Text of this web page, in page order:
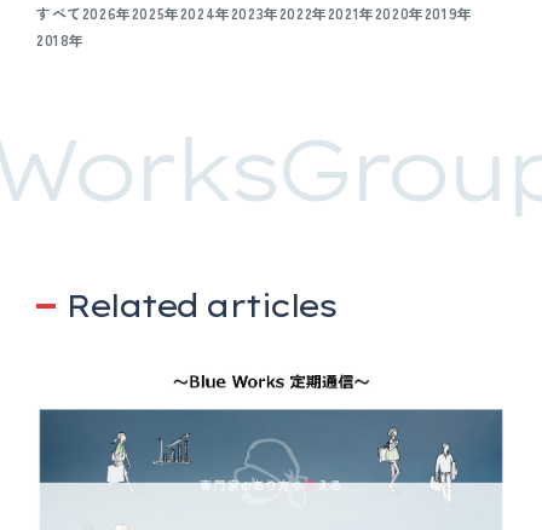
すべて2026年2025年2024年2023年2022年2021年2020年2019年
2018年
Related articles